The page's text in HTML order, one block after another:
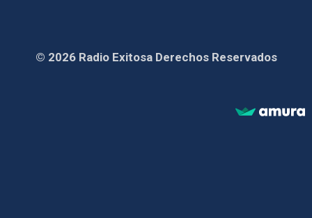
© 2026 Radio Exitosa Derechos Reservados